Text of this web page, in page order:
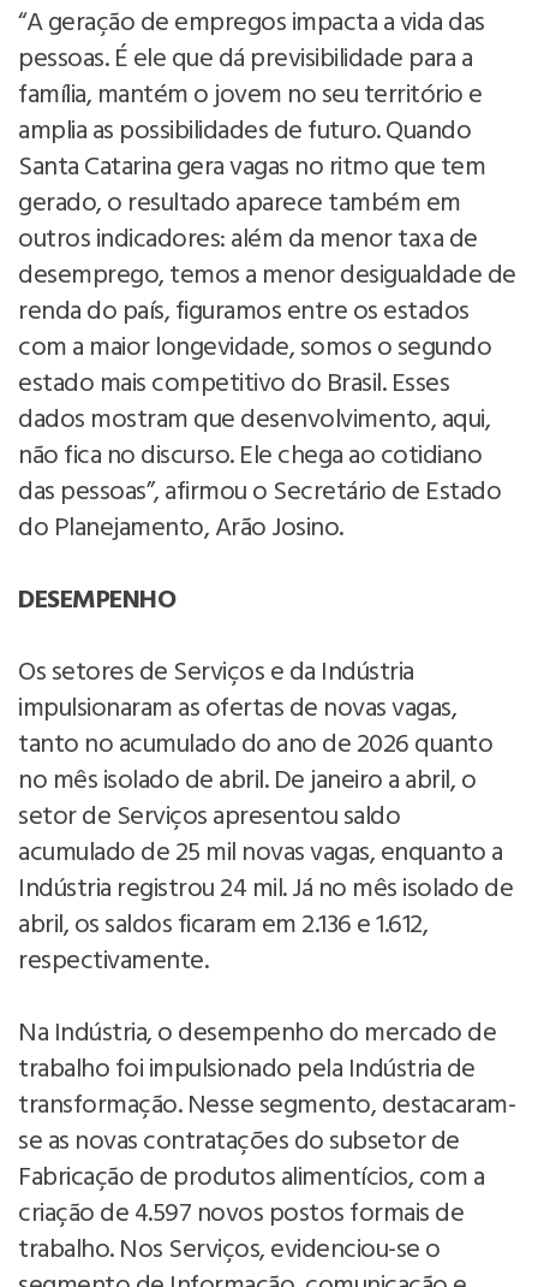
“A geração de empregos impacta a vida das
pessoas. É ele que dá previsibilidade para a
família, mantém o jovem no seu território e
amplia as possibilidades de futuro. Quando
Santa Catarina gera vagas no ritmo que tem
gerado, o resultado aparece também em
outros indicadores: além da menor taxa de
desemprego, temos a menor desigualdade de
renda do país, figuramos entre os estados
com a maior longevidade, somos o segundo
estado mais competitivo do Brasil. Esses
dados mostram que desenvolvimento, aqui,
não fica no discurso. Ele chega ao cotidiano
das pessoas”, afirmou o Secretário de Estado
do Planejamento, Arão Josino.
DESEMPENHO
Os setores de Serviços e da Indústria
impulsionaram as ofertas de novas vagas,
tanto no acumulado do ano de 2026 quanto
no mês isolado de abril. De janeiro a abril, o
setor de Serviços apresentou saldo
acumulado de 25 mil novas vagas, enquanto a
Indústria registrou 24 mil. Já no mês isolado de
abril, os saldos ficaram em 2.136 e 1.612,
respectivamente.
Na Indústria, o desempenho do mercado de
trabalho foi impulsionado pela Indústria de
transformação. Nesse segmento, destacaram-
se as novas contratações do subsetor de
Fabricação de produtos alimentícios, com a
criação de 4.597 novos postos formais de
trabalho. Nos Serviços, evidenciou-se o